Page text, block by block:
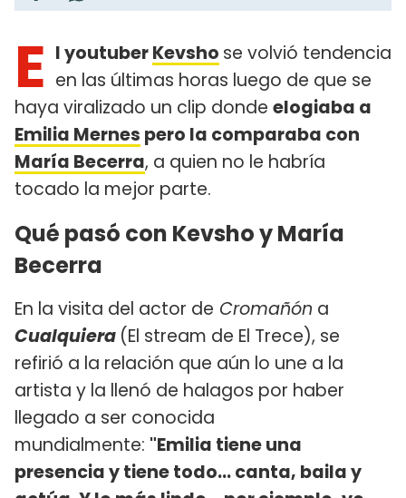
E l youtuberKevsho se volvió tendencia
en las últimas horas luego de que se
haya viralizado un clip donde elogiaba a
Emilia Mernes pero la comparaba con
María Becerra, a quien no le habría
tocado la mejor parte.
Qué pasó con Kevsho y María
Becerra
En la visita del actor de Cromañón a
Cualquiera (El stream de El Trece), se
refirió a la relación que aún lo une a la
artista y la llenó de halagos por haber
llegado a ser conocida
mundialmente: "Emilia tiene una
presencia y tiene todo... canta, baila y